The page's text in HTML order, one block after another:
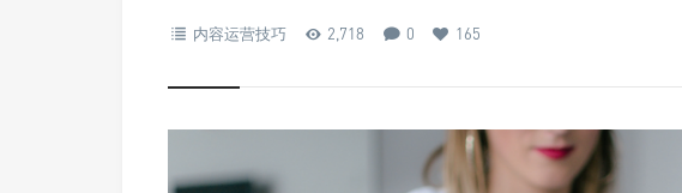
内容运营技巧 2,718 0 165